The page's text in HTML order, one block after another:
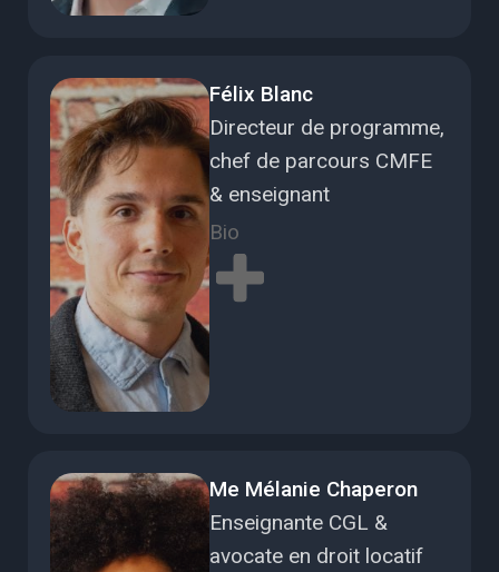
Félix Blanc
Directeur de programme,
chef de parcours CMFE
& enseignant
Bio
Me Mélanie Chaperon
Enseignante CGL &
avocate en droit locatif